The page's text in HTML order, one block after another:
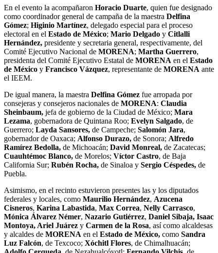
En el evento la acompañaron Horacio Duarte, quien fue designado
como coordinador general de campaña de la maestra Delfina
Gómez; Higinio Martínez, delegado especial para el proceso
electoral en el Estado de México; Mario Delgado y Citlalli
Hernández, presidente y secretaria general, respectivamente, del
Comité Ejecutivo Nacional de MORENA; Martha Guerrero,
presidenta del Comité Ejecutivo Estatal de MORENA en el Estado
de México y Francisco Vázquez, representante de MORENA ante
el IEEM.
De igual manera, la maestra Delfina Gómez fue arropada por
consejeras y consejeros nacionales de MORENA: Claudia
Sheinbaum, jefa de gobierno de la Ciudad de México; Mara
Lezama, gobernadora de Quintana Roo; Evelyn Salgado, de
Guerrero; Layda Sansores, de Campeche; Salomón Jara,
gobernador de Oaxaca; Alfonso Durazo, de Sonora; Alfredo
Ramírez Bedolla, de Michoacán; David Monreal, de Zacatecas;
Cuauhtémoc Blanco, de Morelos; Víctor Castro, de Baja
California Sur; Rubén Rocha, de Sinaloa y Sergio Céspedes, de
Puebla.
Asimismo, en el recinto estuvieron presentes las y los diputados
federales y locales, como Maurilio Hernández, Azucena
Cisneros, Karina Labastida, Max Correa, Nelly Carrasco,
Mónica Álvarez Némer, Nazario Gutiérrez, Daniel Sibaja, Isaac
Montoya, Ariel Juárez y Carmen de la Rosa, así como alcaldesas
y alcaldes de MORENA en el Estado de México, como Sandra
Luz Falcón, de Texcoco; Xóchitl Flores, de Chimalhuacán;